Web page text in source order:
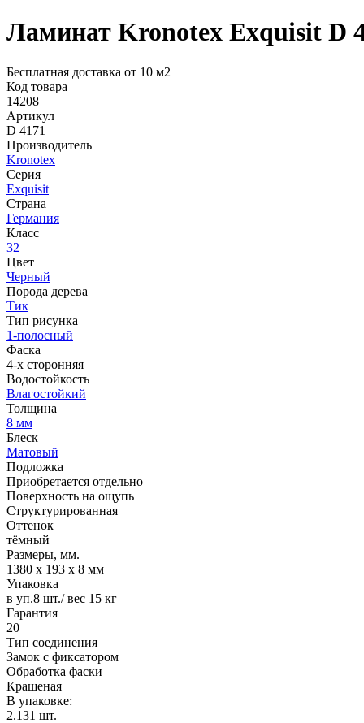
Ламинат Kronotex Exquisit D
Бесплатная доставка от 10 м2
Код товара
14208
Артикул
D 4171
Производитель
Kronotex
Серия
Exquisit
Страна
Германия
Класс
32
Цвет
Черный
Порода дерева
Тик
Тип рисунка
1-полосный
Фаска
4-х сторонняя
Водостойкость
Влагостойкий
Толщина
8 мм
Блеск
Матовый
Подложка
Приобретается отдельно
Поверхность на ощупь
Структурированная
Оттенок
тёмный
Размеры, мм.
1380 х 193 х 8 мм
Упаковка
в уп.8 шт./ вес 15 кг
Гарантия
20
Тип соединения
Замок с фиксатором
Обработка фаски
Крашеная
В упаковке:
2.131 шт.